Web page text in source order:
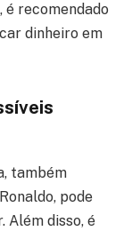
é recomendado
dinheiro em
também
pode
Além disso, é